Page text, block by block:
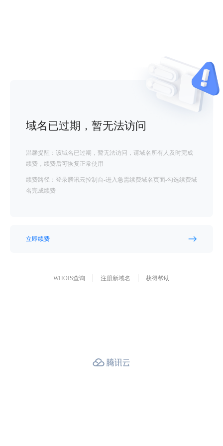
域名已过期，暂无法访问
温馨提醒：该域名已过期，暂无法访问，请域名所有人及时完成
续费，续费后可恢复正常使用
续费路径：登录腾讯云控制台-进入急需续费域名页面-勾选续费域
名完成续费
立即续费
WHOIS查询 注册新域名 获得帮助